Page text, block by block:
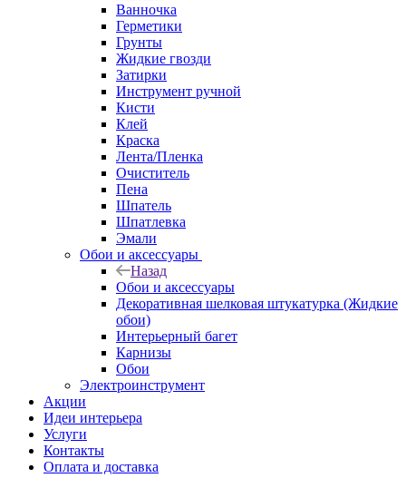
Ванночка
Герметики
Грунты
Жидкие гвозди
Затирки
Инструмент ручной
Кисти
Клей
Краска
Лента/Пленка
Очиститель
Пена
Шпатель
Шпатлевка
Эмали
Обои и аксессуары
Назад
Обои и аксессуары
Декоративная шелковая штукатурка (Жидкие
обои)
Интерьерный багет
Карнизы
Обои
Электроинструмент
Акции
Идеи интерьера
Услуги
Контакты
Оплата и доставка